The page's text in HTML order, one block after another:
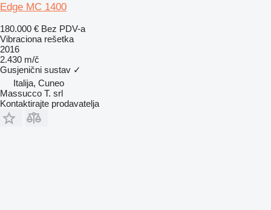
Edge MC 1400
180.000 € Bez PDV-a
Vibraciona rešetka
2016
2.430 m/č
Gusjenični sustav ✓
Italija, Cuneo
Massucco T. srl
Kontaktirajte prodavatelja